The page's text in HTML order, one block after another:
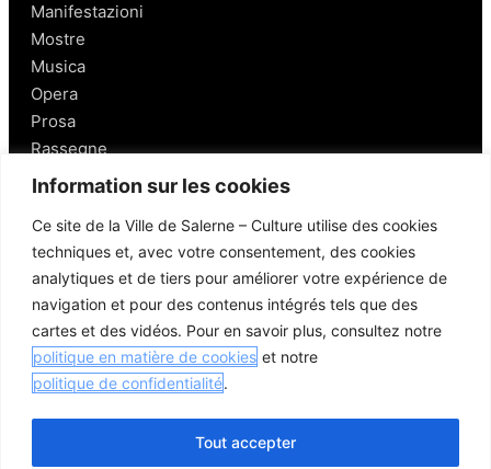
Information sur les cookies
Ce site de la Ville de Salerne – Culture utilise des cookies
techniques et, avec votre consentement, des cookies
analytiques et de tiers pour améliorer votre expérience de
navigation et pour des contenus intégrés tels que des
cartes et des vidéos. Pour en savoir plus, consultez notre
politique en matière de cookies et notre
politique de confidentialité.
Tout accepter
Manifestazioni
Mostre
Musica
Opera
Prosa
Rassegne
Salerno
Personaggi
Enogastronomia
Mobilità a Salerno
Luoghi nei Dintorni
Link utili